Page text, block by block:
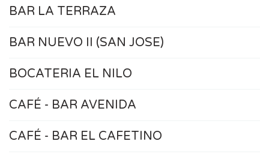
BAR LA TERRAZA
BAR NUEVO II (SAN JOSE)
BOCATERIA EL NILO
CAFÉ - BAR AVENIDA
CAFÉ - BAR EL CAFETINO